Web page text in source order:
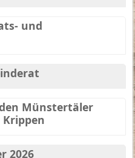
und
Münstertäler
2026